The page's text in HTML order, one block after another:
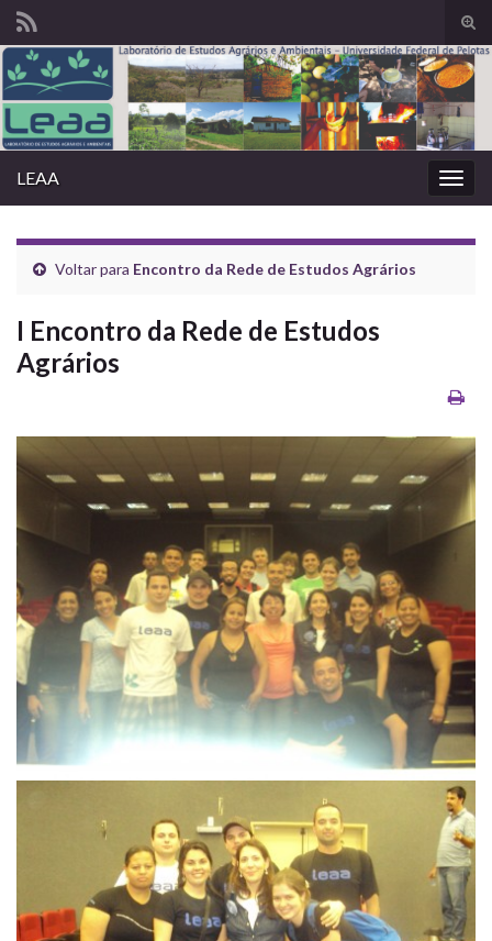
de
Search for:
LEAA
Voltar para Encontro da Rede de Estudos Agrários
I Encontro da Rede de Estudos
Agrários